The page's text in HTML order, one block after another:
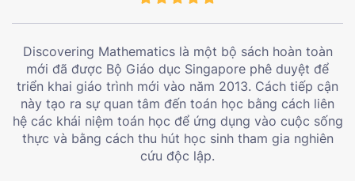
Discovering Mathematics là một bộ sách hoàn toàn
mới đã được Bộ Giáo dục Singapore phê duyệt để
triển khai giáo trình mới vào năm 2013. Cách tiếp cận
này tạo ra sự quan tâm đến toán học bằng cách liên
hệ các khái niệm toán học để ứng dụng vào cuộc sống
thực và bằng cách thu hút học sinh tham gia nghiên
cứu độc lập.